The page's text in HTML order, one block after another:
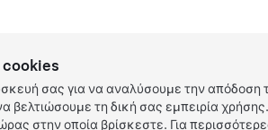
cookies
σας για να αναλύσουμε την απόδοση
βελτιώσουμε τη δική σας εμπειρία
στην οποία βρίσκεστε. Για